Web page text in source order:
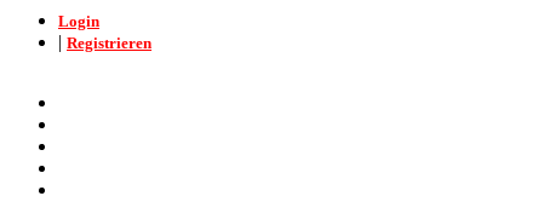
Login
| Registrieren